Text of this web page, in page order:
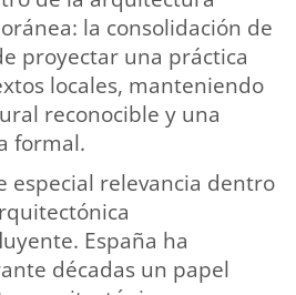
la consolidación de
proyectar una práctica
locales, manteniendo
reconocible y una
formal.
especial relevancia dentro
España ha
décadas un papel